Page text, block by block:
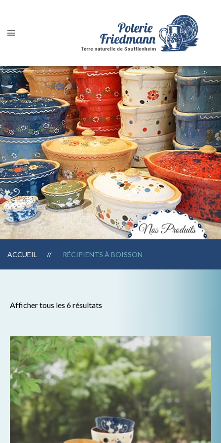
ACCUEIL RÉCIPIENTS À BOISSON
Afficher tous les 6 résultats